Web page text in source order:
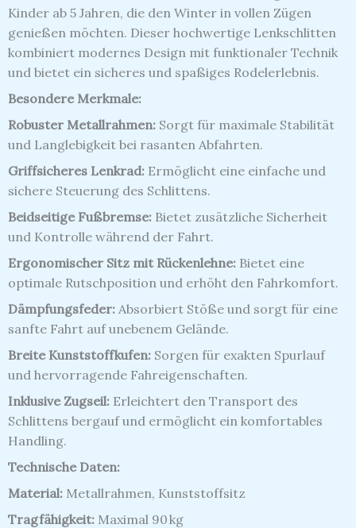
Kinder ab 5 Jahren, die den Winter in vollen Zügen
genießen möchten. Dieser hochwertige Lenkschlitten
kombiniert modernes Design mit funktionaler Technik
und bietet ein sicheres und spaßiges Rodelerlebnis.
Besondere Merkmale:
Robuster Metallrahmen: Sorgt für maximale Stabilität
und Langlebigkeit bei rasanten Abfahrten.
Griffsicheres Lenkrad: Ermöglicht eine einfache und
sichere Steuerung des Schlittens.
Beidseitige Fußbremse: Bietet zusätzliche Sicherheit
und Kontrolle während der Fahrt.
Ergonomischer Sitz mit Rückenlehne: Bietet eine
optimale Rutschposition und erhöht den Fahrkomfort.
Dämpfungsfeder: Absorbiert Stöße und sorgt für eine
sanfte Fahrt auf unebenem Gelände.
Breite Kunststoffkufen: Sorgen für exakten Spurlauf
und hervorragende Fahreigenschaften.
Inklusive Zugseil: Erleichtert den Transport des
Schlittens bergauf und ermöglicht ein komfortables
Handling.
Technische Daten:
Material: Metallrahmen, Kunststoffsitz
Tragfähigkeit: Maximal 90 kg